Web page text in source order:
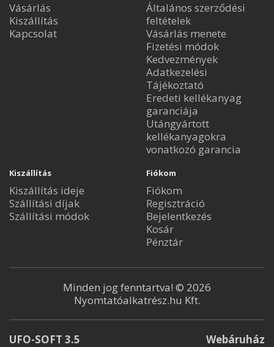
Vásárlás
Kiszállítás
Kapcsolat
Általános szerződési
feltételek
Vásárlás menete
Fizetési módok
Kedvezmények
Adatkezelési
Tájékoztató
Eredeti kellékanyag
garanciája
Utángyártott
kellékanyagokra
vonatkozó garancia
Kiszállítás
Kiszállítás ideje
Szállítási díjak
Szállítási módok
Fiókom
Fiókom
Regisztráció
Bejelentkezés
Kosár
Pénztár
Minden jog fenntartva! © 2026
Nyomtatóalkatrész.hu Kft.
UFO-SOFT 3.5
Webáruház